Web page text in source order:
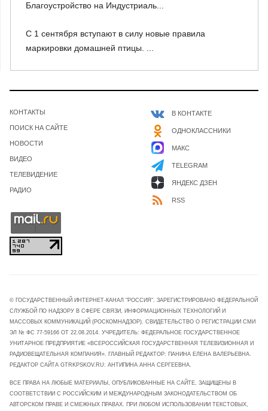
Благоустройство на Индустриаль...
С 1 сентября вступают в силу новые правила
маркировки домашней птицы. ...
КОНТАКТЫ
ПОИСК НА САЙТЕ
НОВОСТИ
ВИДЕО
ТЕЛЕВИДЕНИЕ
РАДИО
В КОНТАКТЕ
ОДНОКЛАССНИКИ
МАКС
TELEGRAM
ЯНДЕКС ДЗЕН
RSS
© ГОСУДАРСТВЕННЫЙ ИНТЕРНЕТ-КАНАЛ "РОССИЯ". ЗАРЕГИСТРИРОВАНО ФЕДЕРАЛЬНОЙ
СЛУЖБОЙ ПО НАДЗОРУ В СФЕРЕ СВЯЗИ, ИНФОРМАЦИОННЫХ ТЕХНОЛОГИЙ И
МАССОВЫХ КОММУНИКАЦИЙ (РОСКОМНАДЗОР). СВИДЕТЕЛЬСТВО О РЕГИСТРАЦИИ СМИ
ЭЛ № ФС 77-59166 ОТ 22.08.2014. УЧРЕДИТЕЛЬ: ФЕДЕРАЛЬНОЕ ГОСУДАРСТВЕННОЕ
УНИТАРНОЕ ПРЕДПРИЯТИЕ «ВСЕРОССИЙСКАЯ ГОСУДАРСТВЕННАЯ ТЕЛЕВИЗИОННАЯ И
РАДИОВЕЩАТЕЛЬНАЯ КОМПАНИЯ». ГЛАВНЫЙ РЕДАКТОР: ПАНИНА ЕЛЕНА ВАЛЕРЬЕВНА.
РЕДАКТОР САЙТА GTRKPSKOV.RU: АНТИПИНА АННА СЕРГЕЕВНА.
ВСЕ ПРАВА НА ЛЮБЫЕ МАТЕРИАЛЫ, ОПУБЛИКОВАННЫЕ НА САЙТЕ, ЗАЩИЩЕНЫ В
СООТВЕТСТВИИ С РОССИЙСКИМ И МЕЖДУНАРОДНЫМ ЗАКОНОДАТЕЛЬСТВОМ ОБ
АВТОРСКОМ ПРАВЕ И СМЕЖНЫХ ПРАВАХ. ПРИ ЛЮБОМ ИСПОЛЬЗОВАНИИ ТЕКСТОВЫХ,